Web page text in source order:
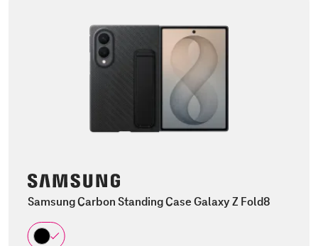
Samsung Carbon Standing Case Galaxy Z Fold8